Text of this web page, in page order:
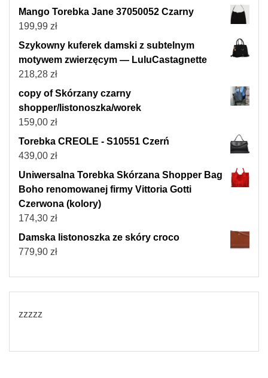
Mango Torebka Jane 37050052 Czarny
199,99 zł
Szykowny kuferek damski z subtelnym
motywem zwierzęcym — LuluCastagnette
218,28 zł
copy of Skórzany czarny
shopper/listonoszka/worek
159,00 zł
Torebka CREOLE - S10551 Czerń
439,00 zł
Uniwersalna Torebka Skórzana Shopper Bag
Boho renomowanej firmy Vittoria Gotti
Czerwona (kolory)
174,30 zł
Damska listonoszka ze skóry croco
779,90 zł
zzzzz